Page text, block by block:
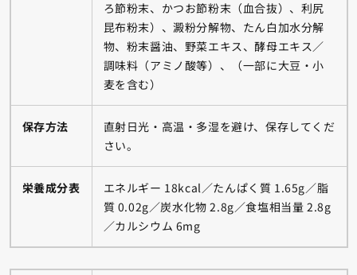
ろ節粉末、かつお節粉末（血合抜）、利尻
昆布粉末）、澱粉分解物、たん白加水分解
物、粉末醤油、野菜エキス、酵母エキス／
調味料（アミノ酸等）、（一部に大豆・小
麦を含む）
保存方法
直射日光・高温・多湿を避け、保存してくだ
さい。
栄養成分表
エネルギー 18kcal／たんぱく質 1.65g／脂
質 0.02g／炭水化物 2.8g／食塩相当量 2.8g
／カルシウム 6mg